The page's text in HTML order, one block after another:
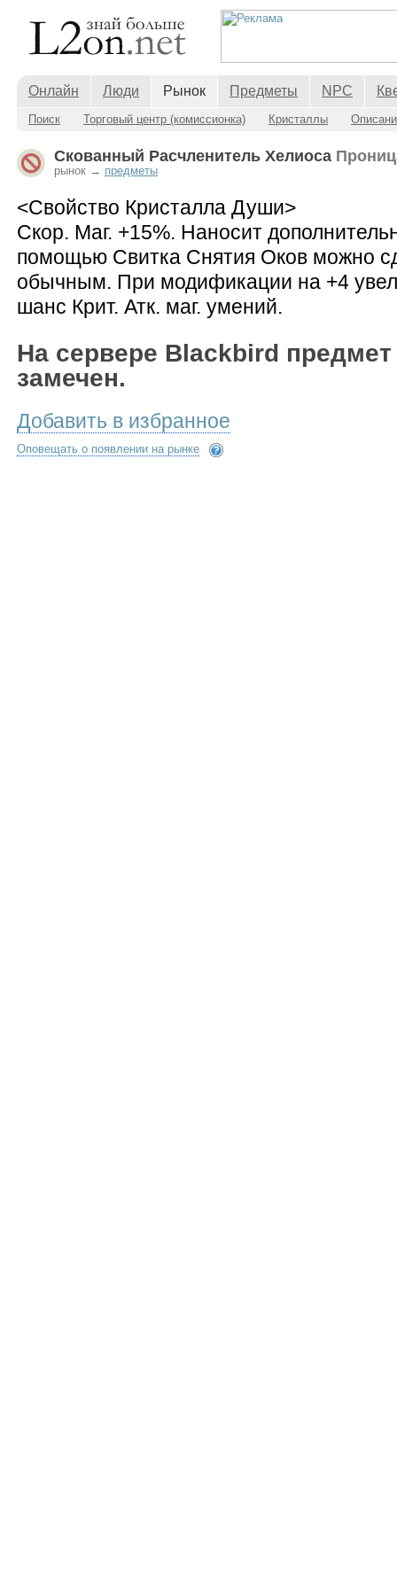
Онлайн Люди Рынок Предметы NPC
Поиск Торговый центр (комиссионка) Кристаллы
Скованный Расчленитель Хелиоса
рынок → предметы
<Свойство Кристалла Души>
Скор. Маг. +15%. Наносит
помощью Свитка Снятия Оков можно
обычным. При модификации на +4
шанс Крит. Атк. маг. умений.
На сервере Blackbird предмет
замечен.
Добавить в избранное
Оповещать о появлении на рынке